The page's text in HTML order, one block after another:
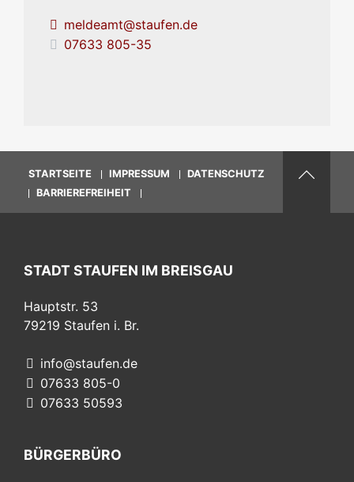
meldeamt@staufen.de
07633 805-35
STARTSEITE IMPRESSUM
DATENSCHUTZ
BARRIEREFREIHEIT
STADT STAUFEN IM BREISGAU
Hauptstr. 53
79219 Staufen i. Br.
info@staufen.de
07633 805-0
07633 50593
BÜRGERBÜRO